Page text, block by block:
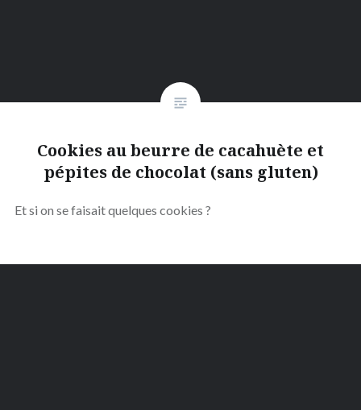
Cookies au beurre de cacahuète et
pépites de chocolat (sans gluten)
Et si on se faisait quelques cookies ?